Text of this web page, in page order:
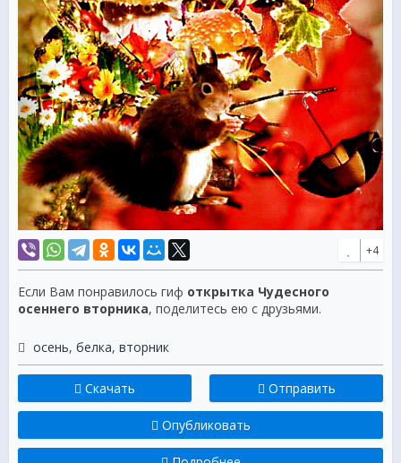
+4
Если Вам понравилось гиф открытка Чудесного
осеннего вторника, поделитесь ею с друзьями.
осень, белка, вторник
Скачать Отправить
Опубликовать